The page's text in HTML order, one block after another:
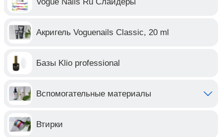
Акригель Voguenails Classic, 20 ml
Базы Klio professional
Вспомогательные материалы
Втирки